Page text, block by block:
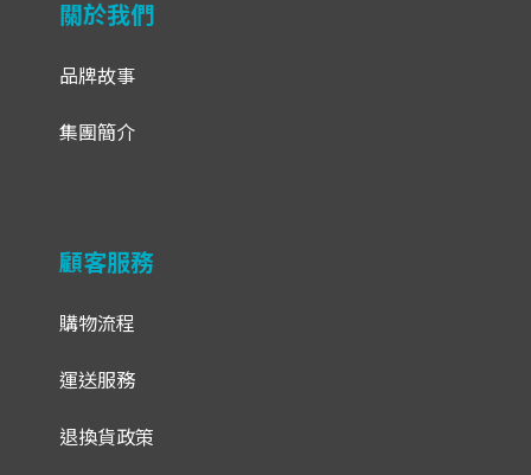
關於我們
品牌故事
集團簡介
顧客服務
購物流程
運送服務
退換貨政策